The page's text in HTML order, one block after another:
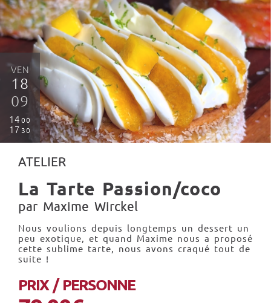
VEN
18
09
14 00
17 30
ATELIER
La Tarte Passion/coco
par Maxime Wirckel
Nous voulions depuis longtemps un dessert un
peu exotique, et quand Maxime nous a proposé
cette sublime tarte, nous avons craqué tout de
suite !
PRIX / PERSONNE